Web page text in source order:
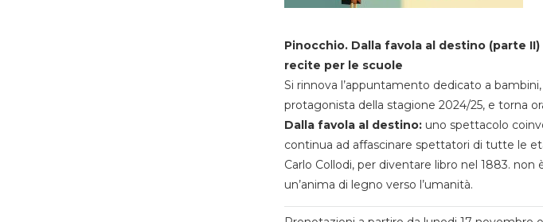
Pinocchio. Dalla favola al destino (parte II)
recite per le scuole
Si rinnova l’appuntamento dedicato a
protagonista della stagione 2024/25, e torna
Dalla favola al destino:uno spettacolo
continua ad affascinare spettatori di tutte le
Carlo Collodi, per diventare libro nel 1883.
un’anima di legno verso l’umanità.